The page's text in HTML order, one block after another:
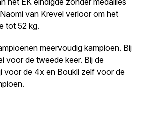
het EK eindigde zonder medailles
van Krevel verloor om het
tot 52 kg.
meervoudig kampioen. Bij
voor de tweede keer. Bij de
voor de 4x en Boukli zelf voor de